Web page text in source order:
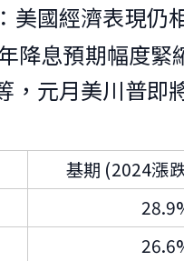
國經濟表現仍
降息預期幅度緊
，元月美川普即
基期 (2024漲